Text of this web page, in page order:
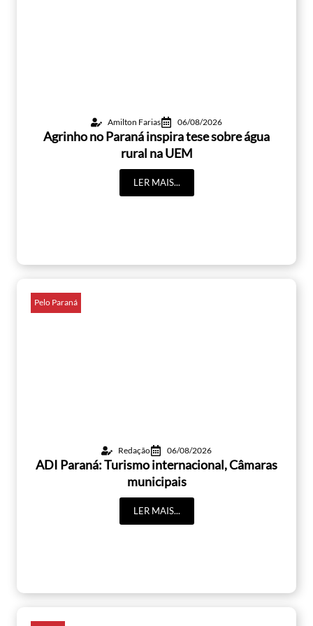
Amilton Farias 06/08/2026
Agrinho no Paraná inspira tese sobre água
rural na UEM
LER MAIS...
Pelo Paraná
Redação 06/08/2026
ADI Paraná: Turismo internacional, Câmaras
municipais
LER MAIS...